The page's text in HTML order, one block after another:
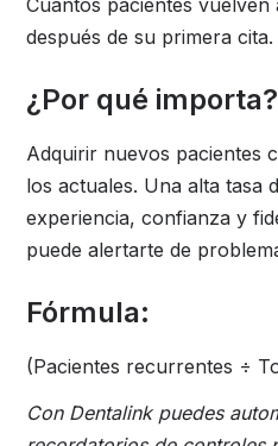
después de su primera cita.
¿Por qué importa?
Adquirir nuevos pacientes
los actuales. Una alta tasa
experiencia, confianza y
puede alertarte de
Fórmula:
(Pacientes recurrentes ÷
Con Dentalink puedes